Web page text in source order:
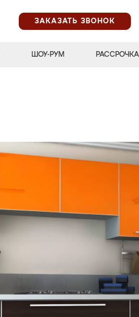
ЗАКАЗАТЬ ЗВОНОК
ШОУ-РУМ РАССРОЧКА